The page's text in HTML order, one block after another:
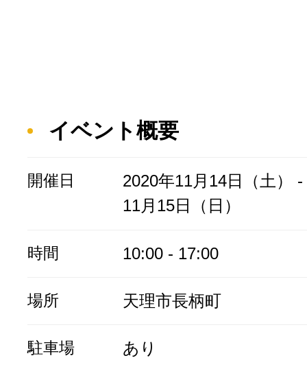
イベント概要
開催日
2020年11月14日（土）
11月15日（日）
時間 10:00 - 17:00
場所 天理市長柄町
駐車場 あり